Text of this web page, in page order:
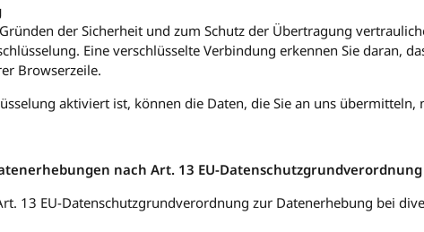
der Sicherheit und zum Schutz der Übertragung
Eine verschlüsselte Verbindung erkennen Sie daran,
Browserzeile.
aktiviert ist, können die Daten, die Sie an uns
nach Art. 13 EU-Datenschutzgrundverordnung
13 EU-Datenschutzgrundverordnung zur Datenerhebung bei